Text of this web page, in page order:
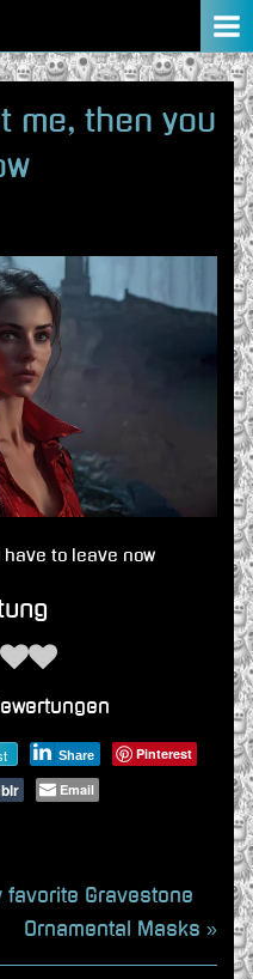
me, then you
have to leave now
Share
Pinterest
Email
favorite Gravestone
N
e
Ornamental Masks